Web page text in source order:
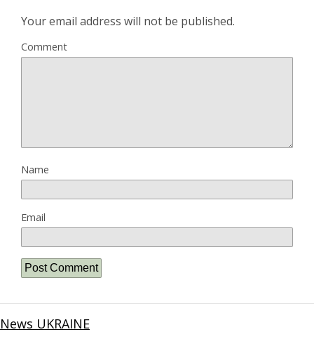
Your email address will not be published.
Comment
Name
Email
News UKRAINE